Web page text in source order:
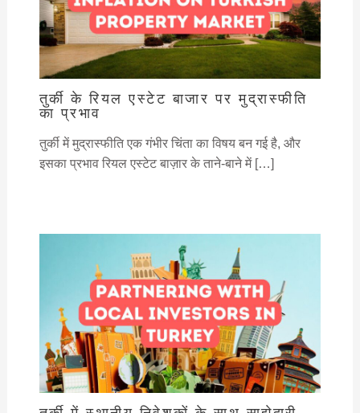
तुर्की के रियल एस्टेट बाजार पर मुद्रास्फीति
का प्रभाव
तुर्की में मुद्रास्फीति एक गंभीर चिंता का विषय बन गई है, और
इसका प्रभाव रियल एस्टेट बाज़ार के ताने-बाने में […]